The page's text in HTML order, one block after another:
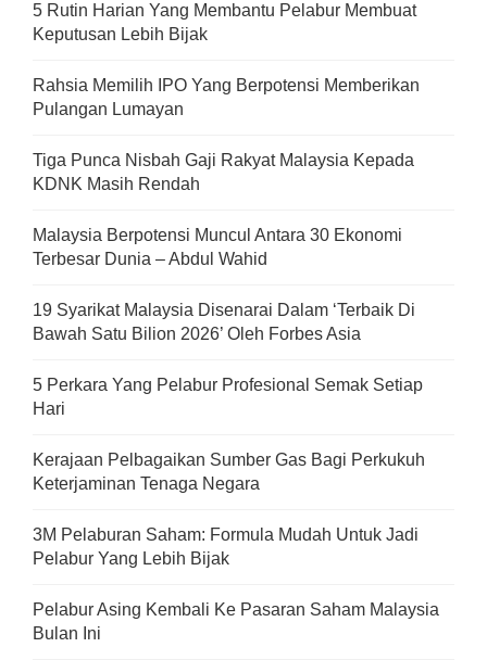
5 Rutin Harian Yang Membantu Pelabur Membuat
Keputusan Lebih Bijak
Rahsia Memilih IPO Yang Berpotensi Memberikan
Pulangan Lumayan
Tiga Punca Nisbah Gaji Rakyat Malaysia Kepada
KDNK Masih Rendah
Malaysia Berpotensi Muncul Antara 30 Ekonomi
Terbesar Dunia – Abdul Wahid
19 Syarikat Malaysia Disenarai Dalam ‘Terbaik Di
Bawah Satu Bilion 2026’ Oleh Forbes Asia
5 Perkara Yang Pelabur Profesional Semak Setiap
Hari
Kerajaan Pelbagaikan Sumber Gas Bagi Perkukuh
Keterjaminan Tenaga Negara
3M Pelaburan Saham: Formula Mudah Untuk Jadi
Pelabur Yang Lebih Bijak
Pelabur Asing Kembali Ke Pasaran Saham Malaysia
Bulan Ini